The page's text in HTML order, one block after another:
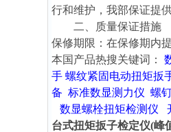
行和维护，我部保证提
二、质量保证措施
保修期限：在保修期内
本国产品热搜关键词：
手 螺纹紧固电动扭矩扳
备 标准数显测力仪 螺
数显螺栓扭矩检测仪
台式扭矩扳子检定仪(峰